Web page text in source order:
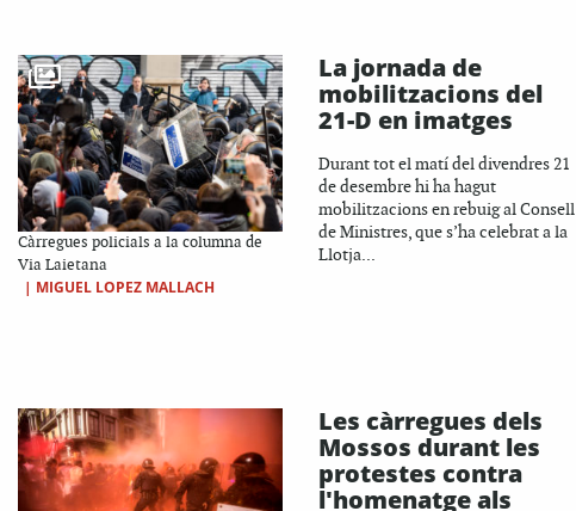
Càrregues policials a la columna de
Via Laietana
| MIGUEL LOPEZ MALLACH
La jornada de
mobilitzacions del
21-D en imatges
Durant tot el matí del divendres 21
de desembre hi ha hagut
mobilitzacions en rebuig al Consell
de Ministres, que s’ha celebrat a la
Llotja...
Les càrregues dels
Mossos durant les
protestes contra
l'homenatge als